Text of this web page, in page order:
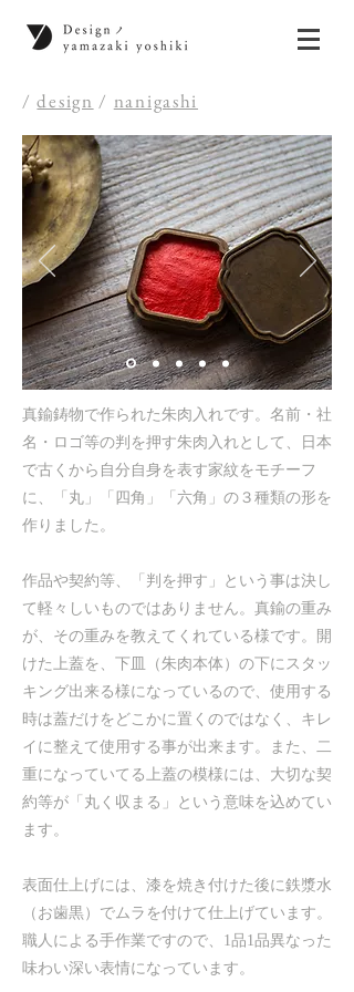
/design / nanigashi
真鍮鋳物で作られた朱肉入れです。名前・社
名・ロゴ等の判を押す朱肉入れとして、日本
で古くから自分自身を表す家紋をモチーフ
に、「丸」「四角」「六角」の３種類の形を
作りました。
作品や契約等、「判を押す」という事は決し
て軽々しいものではありません。真鍮の重み
が、その重みを教えてくれている様です。開
けた上蓋を、下皿（朱肉本体）の下にスタッ
キング出来る様になっているので、使用する
時は蓋だけをどこかに置くのではなく、キレ
イに整えて使用する事が出来ます。また、二
重になっていてる上蓋の模様には、大切な契
約等が「丸く収まる」という意味を込めてい
ます。
表面仕上げには、漆を焼き付けた後に鉄漿水
（お歯黒）でムラを付けて仕上げています。
職人による手作業ですので、1品1品異なった
味わい深い表情になっています。